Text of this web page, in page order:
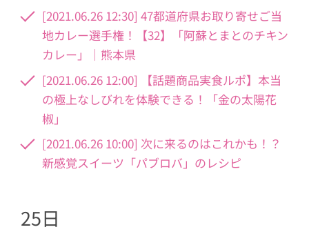
[2021.06.26 12:30] 47都道府県お取り寄せご当
地カレー選手権！【32】「阿蘇とまとのチキン
カレー」｜熊本県
[2021.06.26 12:00] 【話題商品実食ルポ】本当
の極上なしびれを体験できる！「金の太陽花
椒」
[2021.06.26 10:00] 次に来るのはこれかも！？
新感覚スイーツ「パブロバ」のレシピ
25日